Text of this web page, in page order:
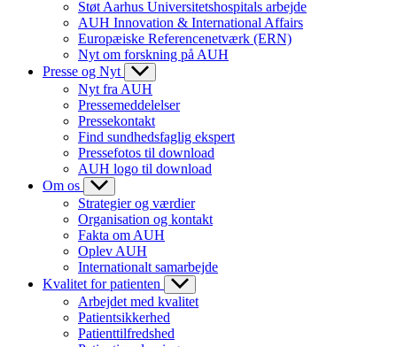
Støt Aarhus Universitetshospitals arbejde
AUH Innovation & International Affairs
Europæiske Referencenetværk (ERN)
Nyt om forskning på AUH
Presse og Nyt
Nyt fra AUH
Pressemeddelelser
Pressekontakt
Find sundhedsfaglig ekspert
Pressefotos til download
AUH logo til download
Om os
Strategier og værdier
Organisation og kontakt
Fakta om AUH
Oplev AUH
Internationalt samarbejde
Kvalitet for patienten
Arbejdet med kvalitet
Patientsikkerhed
Patienttilfredshed